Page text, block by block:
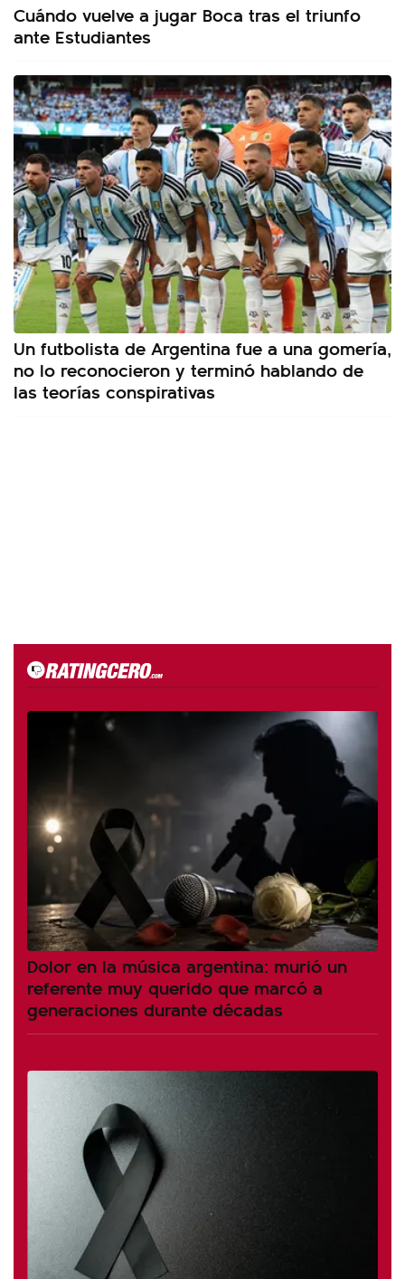
Cuándo vuelve a jugar Boca tras el triunfo
ante Estudiantes
Un futbolista de Argentina fue a una gomería,
no lo reconocieron y terminó hablando de
las teorías conspirativas
Dolor en la música argentina: murió un
referente muy querido que marcó a
generaciones durante décadas